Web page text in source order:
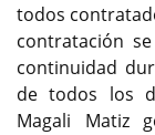
todos
contratación
continuidad
de todos los
Magali Matiz